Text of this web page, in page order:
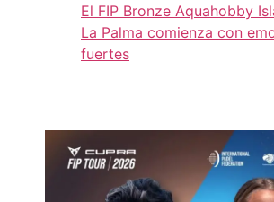
El FIP Bronze Aquahobby
La Palma comienza con
fuertes